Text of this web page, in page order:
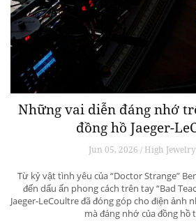
Những vai diễn đáng nhớ
đồng hồ Jaeger-
Jun 05, 2026 / High
Từ kỷ vật tình yêu của “Doctor Strange”
đến dấu ấn phong cách trên tay “Bad
Jaeger-LeCoultre đã đóng góp cho điện ảnh
mà đáng nhớ của đồng hồ